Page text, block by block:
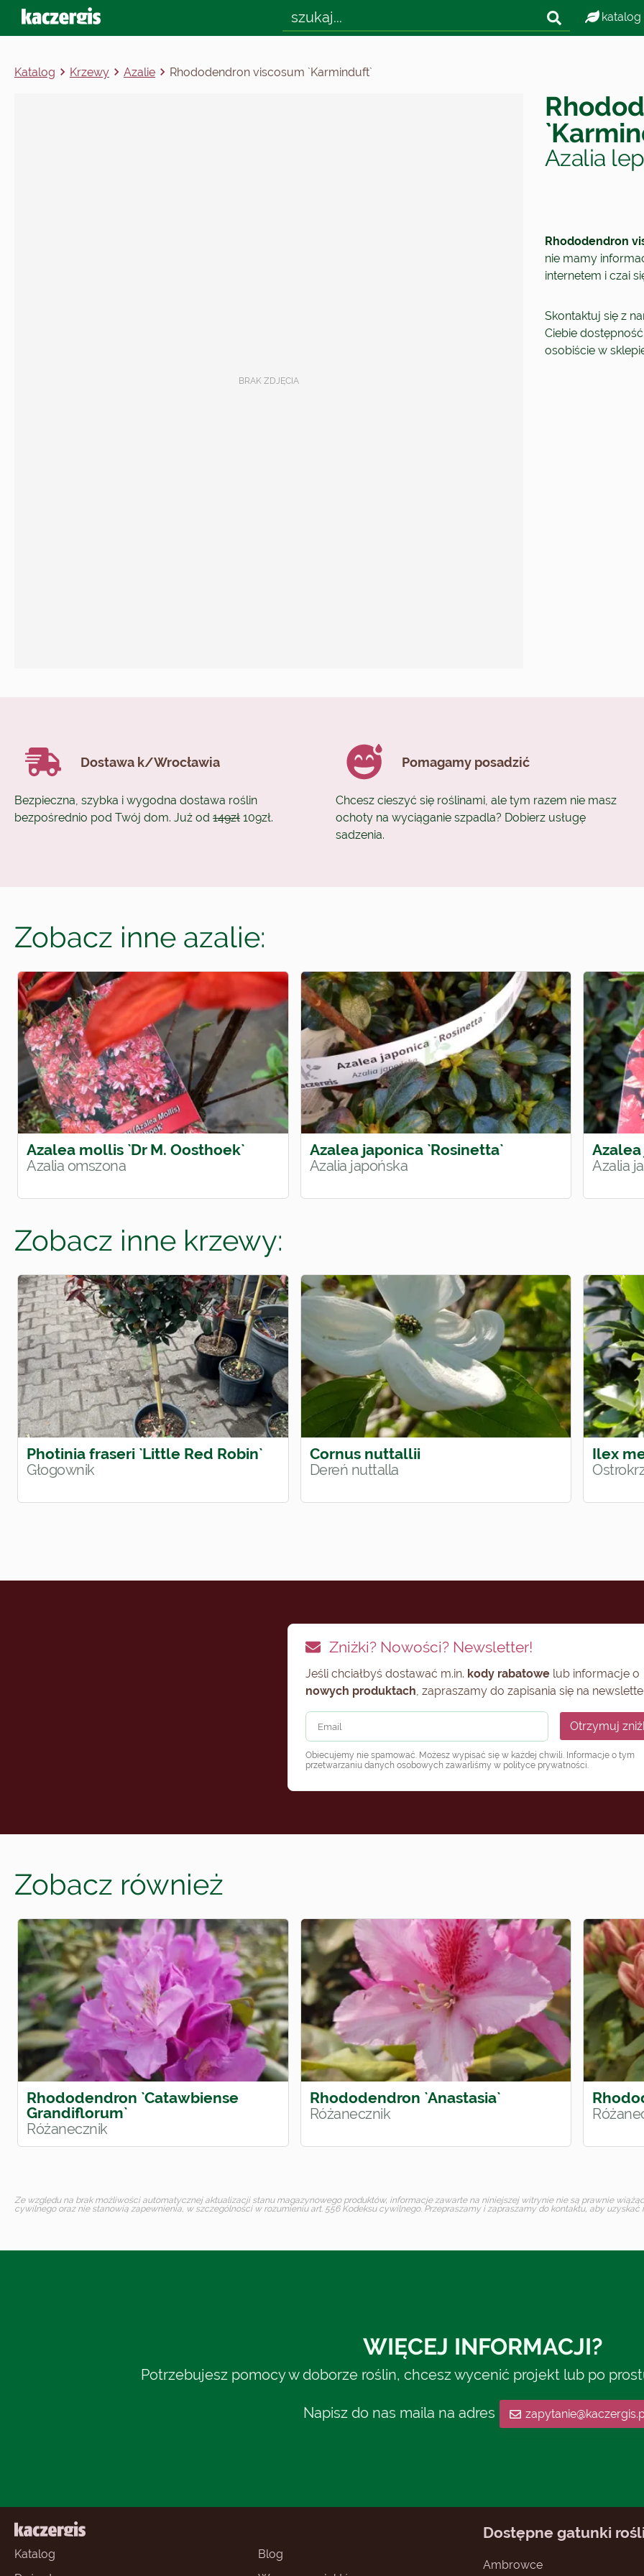
katalog
Katalog Krzewy Azalie Rhododendron viscosum `Karminduft`
Azalia
Rhododendron
nie mamy
internetem i czai
Skontaktuj się z
Ciebie
osobiście w
Dostawa k/Wrocławia
Bezpieczna, szybka i wygodna dostawa roślin
bezpośrednio pod Twój dom. Już od 149zł 109zł.
Pomagamy posadzić
Chcesz cieszyć się roślinami, ale tym razem nie masz
ochoty na wyciąganie szpadla? Dobierz usługę
sadzenia.
Zobacz inne azalie:
Azalea mollis `Dr M. Oosthoek`
Azalia omszona
Azalea japonica `Rosinetta`
Azalia japońska Azalia
Zobacz inne krzewy:
Photinia fraseri `Little Red Robin`
Głogownik
Cornus nuttallii
Dereń nuttalla
Ilex
Zniżki? Nowości? Newsletter!
Jeśli chciałbyś dostawać m.in. kody rabatowelub informacje o
nowych produktach, zapraszamy do zapisania się na
Otrzymuj
Obiecujemy nie spamować. Możesz wypisać się w każdej chwili. Informacje o tym
przetwarzaniu danych osobowych zawarliśmy w polityce prywatności.
Zobacz również
Rhododendron `Catawbiense
Grandiflorum`
Różanecznik
Rhododendron `Anastasia`
Różanecznik
Ze względu na brak możliwości automatycznej aktualizacji stanu magazynowego produktów, informacje zawarte na niniejszej witrynie nie są prawnie
cywilnego oraz nie stanowią zapewnienia, w szczególności w rozumieniu art. 556 Kodeksu cywilnego. Przepraszamy i zapraszamy do kontaktu, aby
WIĘCEJ INFORMACJI?
Potrzebujesz pomocy w doborze roślin, chcesz wycenić projekt lub po
Napisz do nas maila na adres
Katalog
Blog
Dostępne gatunki
Ambrowce